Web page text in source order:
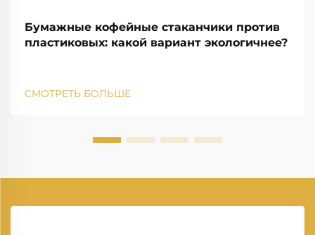
Бумажные кофейные стаканчики против
пластиковых: какой вариант экологичнее?
СМОТРЕТЬ БОЛЬШЕ